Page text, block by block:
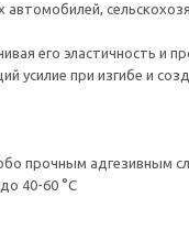
его эластичность и
усилие при изгибе и
прочным адгезивным
40-60 °С